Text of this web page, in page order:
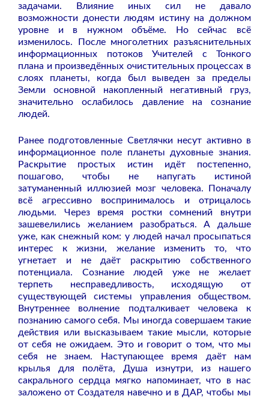
задачами. Влияние иных сил не давало
возможности донести людям истину на должном
уровне и в нужном объёме. Но сейчас всё
изменилось. После многолетних разъяснительных
информационных потоков Учителей с Тонкого
плана и произведённых очистительных процессах в
слоях планеты, когда был выведен за пределы
Земли основной накопленный негативный груз,
значительно ослабилось давление на сознание
людей.
Ранее подготовленные Светлячки несут активно в
информационное поле планеты духовные знания.
Раскрытие простых истин идёт постепенно,
пошагово, чтобы не напугать истиной
затуманенный иллюзией мозг человека. Поначалу
всё агрессивно воспринималось и отрицалось
людьми. Через время ростки сомнений внутри
зашевелились желанием разобраться. А дальше
уже, как снежный ком: у людей начал просыпаться
интерес к жизни, желание изменить то, что
угнетает и не даёт раскрытию собственного
потенциала. Сознание людей уже не желает
терпеть несправедливость, исходящую от
существующей системы управления обществом.
Внутреннее волнение подталкивает человека к
познанию самого себя. Мы иногда совершаем такие
действия или высказываем такие мысли, которые
от себя не ожидаем. Это и говорит о том, что мы
себя не знаем. Наступающее время даёт нам
крылья для полёта, Душа изнутри, из нашего
сакрального сердца мягко напоминает, что в нас
заложено от Создателя навечно и в ДАР, чтобы мы